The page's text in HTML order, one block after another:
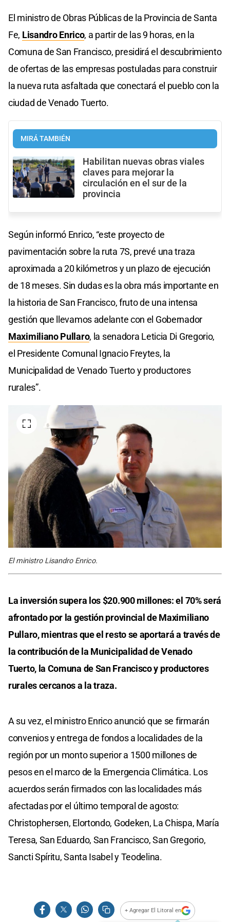
El ministro de Obras Públicas de la Provincia de Santa
Fe, Lisandro Enrico, a partir de las 9 horas, en la
Comuna de San Francisco, presidirá el descubrimiento
de ofertas de las empresas postuladas para construir
la nueva ruta asfaltada que conectará el pueblo con la
ciudad de Venado Tuerto.
MIRÁ TAMBIÉN
Habilitan nuevas obras viales
claves para mejorar la
circulación en el sur de la
provincia
Según informó Enrico, “este proyecto de
pavimentación sobre la ruta 7S, prevé una traza
aproximada a 20 kilómetros y un plazo de ejecución
de 18 meses. Sin dudas es la obra más importante en
la historia de San Francisco, fruto de una intensa
gestión que llevamos adelante con el Gobernador
Maximiliano Pullaro, la senadora Leticia Di Gregorio,
el Presidente Comunal Ignacio Freytes, la
Municipalidad de Venado Tuerto y productores
rurales”.
El ministro Lisandro Enrico.
La inversión supera los $20.900 millones: el 70% será
afrontado por la gestión provincial de Maximiliano
Pullaro, mientras que el resto se aportará a través de
la contribución de la Municipalidad de Venado
Tuerto, la Comuna de San Francisco y productores
rurales cercanos a la traza.
A su vez, el ministro Enrico anunció que se firmarán
convenios y entrega de fondos a localidades de la
región por un monto superior a 1500 millones de
pesos en el marco de la Emergencia Climática. Los
acuerdos serán firmados con las localidades más
afectadas por el último temporal de agosto:
Christophersen, Elortondo, Godeken, La Chispa, María
Teresa, San Eduardo, San Francisco, San Gregorio,
Sancti Spíritu, Santa Isabel y Teodelina.
+ Agregar El Litoral en